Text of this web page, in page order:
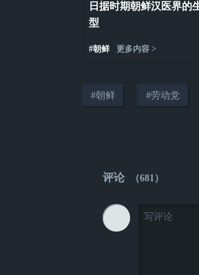
日据时期朝鲜汉医界的
型
#朝鲜 更多内容 >
#朝鲜 #劳动党
评论 （681 ）